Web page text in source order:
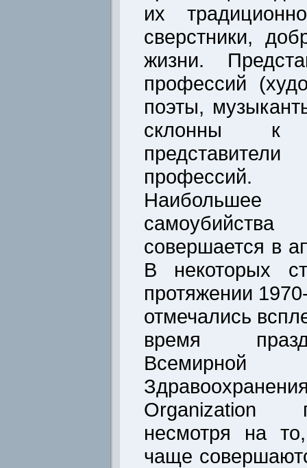
их
сверстники,
жизни.
профессий
поэты,
склонны к
профессий.
Наибольшее
совершается в
В некоторых
протяжении
отмечались
время
Всемирной
Organization
несмотря на
чаще